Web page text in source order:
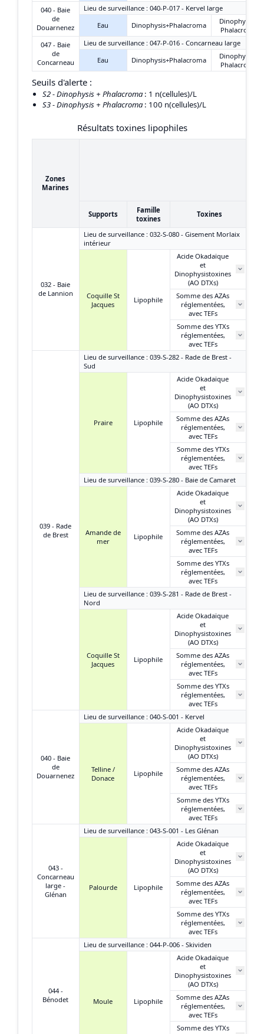
040 - Baie
de
Douarnenez
Lieu de surveillance : 040-P-017 - Kervel large
Eau
Dinophysis+Phalacroma
Dinophysis +
Phalacroma
047 - Baie
de
Concarneau
Lieu de surveillance : 047-P-016 - Concarneau large
Eau
Dinophysis+Phalacroma
Dinophysis +
Phalacroma
Seuils d'alerte :
S2 - Dinophysis + Phalacroma : 1 n(cellules)/L
S3 - Dinophysis + Phalacroma : 100 n(cellules)/L
Résultats toxines lipophiles
Zones
Marines
Supports
Famille
toxines
Toxines
032 - Baie
de Lannion
Lieu de surveillance : 032-S-080 - Gisement Morlaix
intérieur
Coquille St
Jacques
Lipophile
Acide Okadaïque
et
Dinophysistoxines
(AO DTXs)
Somme des AZAs
réglementées,
avec TEFs
Somme des YTXs
réglementées,
avec TEFs
039 - Rade
de Brest
Lieu de surveillance : 039-S-282 - Rade de Brest -
Sud
Praire Lipophile
Acide Okadaïque
et
Dinophysistoxines
(AO DTXs)
Somme des AZAs
réglementées,
avec TEFs
Somme des YTXs
réglementées,
avec TEFs
Lieu de surveillance : 039-S-280 - Baie de Camaret
Amande de
mer
Lipophile
Acide Okadaïque
et
Dinophysistoxines
(AO DTXs)
Somme des AZAs
réglementées,
avec TEFs
Somme des YTXs
réglementées,
avec TEFs
Lieu de surveillance : 039-S-281 - Rade de Brest -
Nord
Coquille St
Jacques
Lipophile
Acide Okadaïque
et
Dinophysistoxines
(AO DTXs)
Somme des AZAs
réglementées,
avec TEFs
Somme des YTXs
réglementées,
avec TEFs
040 - Baie
de
Douarnenez
Lieu de surveillance : 040-S-001 - Kervel
Telline /
Donace
Lipophile
Acide Okadaïque
et
Dinophysistoxines
(AO DTXs)
Somme des AZAs
réglementées,
avec TEFs
Somme des YTXs
réglementées,
avec TEFs
043 -
Concarneau
large -
Glénan
Lieu de surveillance : 043-S-001 - Les Glénan
Palourde Lipophile
Acide Okadaïque
et
Dinophysistoxines
(AO DTXs)
Somme des AZAs
réglementées,
avec TEFs
Somme des YTXs
réglementées,
avec TEFs
044 -
Bénodet
Lieu de surveillance : 044-P-006 - Skividen
Moule Lipophile
Acide Okadaïque
et
Dinophysistoxines
(AO DTXs)
Somme des AZAs
réglementées,
avec TEFs
Somme des YTXs